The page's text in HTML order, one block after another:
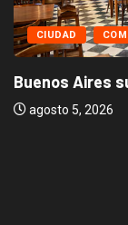
CIUDAD
Buenos Aires
agosto 5, 2026